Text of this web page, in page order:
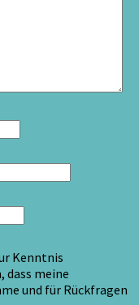
Kenntnis
dass meine
und für Rückfragen